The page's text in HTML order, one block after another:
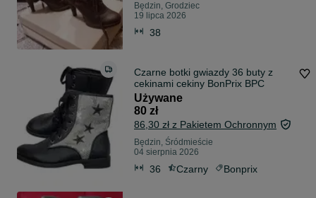
Będzin, Grodziec
19 lipca 2026
38
Czarne botki gwiazdy 36 buty z
cekinami cekiny BonPrix BPC
Używane
80 zł
86,30 zł z Pakietem Ochronnym
Będzin, Śródmieście
04 sierpnia 2026
36 Czarny Bonprix